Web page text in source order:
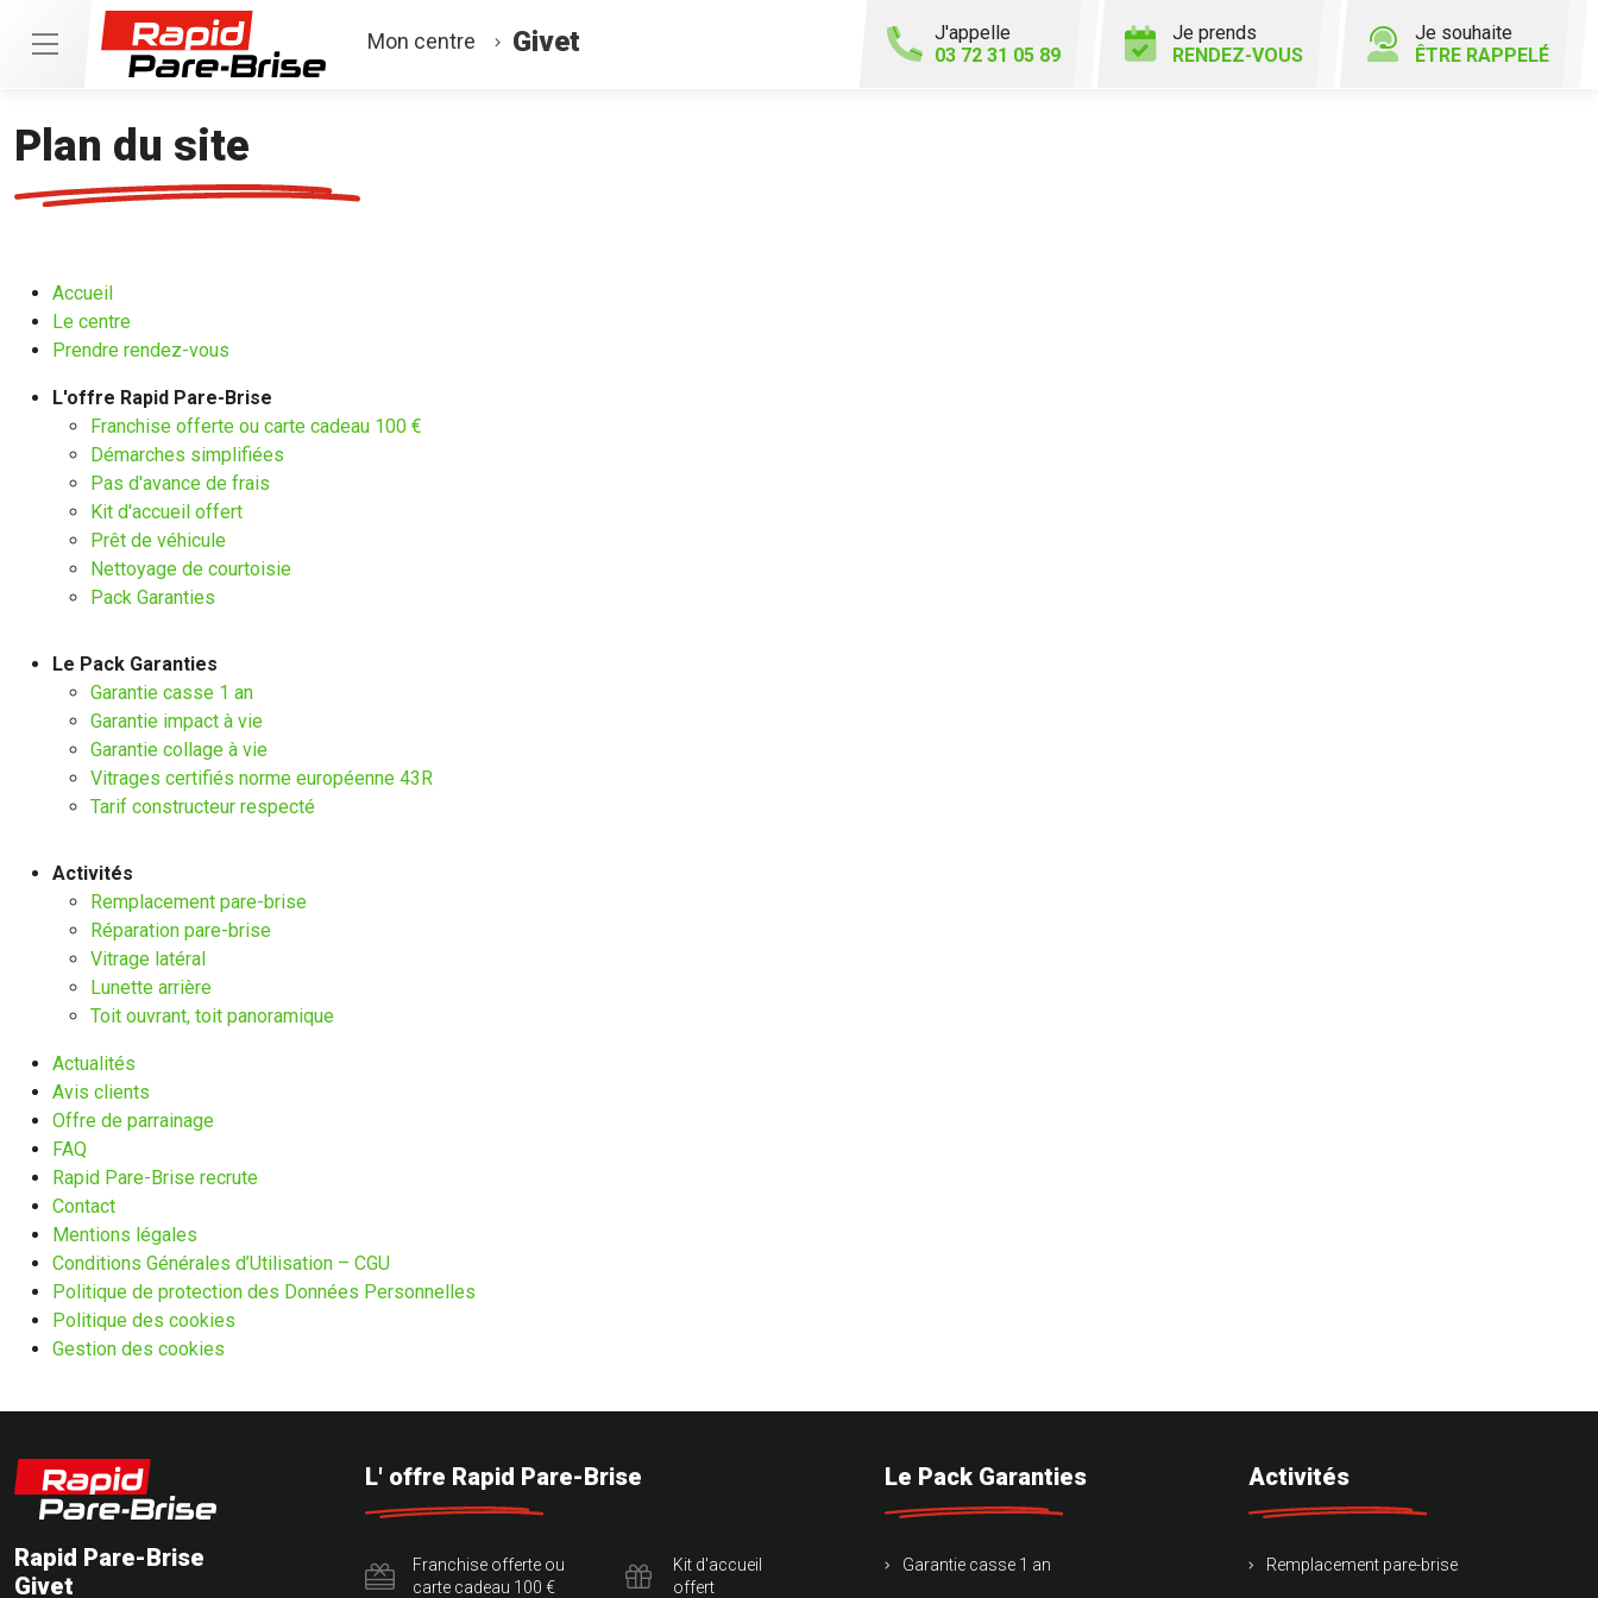
Mon centre Givet
J'appelle
03 72 31 05 89
Je prends
RENDEZ-VOUS
Je souhaite
ÊTRE RAPPELÉ
Plan du site
Accueil
Le centre
Prendre rendez-vous
L'offre Rapid Pare-Brise
Franchise offerte ou carte cadeau 100 €
Démarches simplifiées
Pas d'avance de frais
Kit d'accueil offert
Prêt de véhicule
Nettoyage de courtoisie
Pack Garanties
Le Pack Garanties
Garantie casse 1 an
Garantie impact à vie
Garantie collage à vie
Vitrages certifiés norme européenne 43R
Tarif constructeur respecté
Activités
Remplacement pare-brise
Réparation pare-brise
Vitrage latéral
Lunette arrière
Toit ouvrant, toit panoramique
Actualités
Avis clients
Offre de parrainage
FAQ
Rapid Pare-Brise recrute
Contact
Mentions légales
Conditions Générales d’Utilisation – CGU
Politique de protection des Données Personnelles
Politique des cookies
Gestion des cookies
Rapid Pare-Brise
Givet
L' offre Rapid Pare-Brise
Franchise offerte ou
carte cadeau 100 €
Kit d'accueil
offert
Le Pack Garanties
Garantie casse 1 an
Activités
Remplacement pare-brise